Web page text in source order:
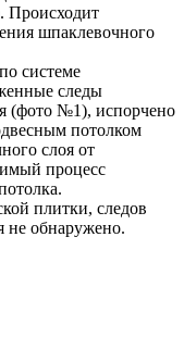
Происходит
шпаклевочного
системе
следы
(фото №1), испорчено
потолком
слоя от
процесс
плитки, следов
не обнаружено.